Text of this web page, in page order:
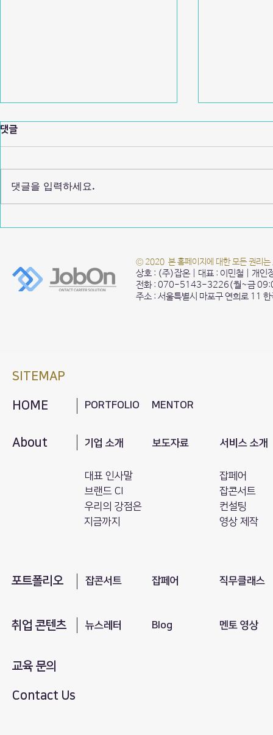
댓글
댓글을 입력하세요.
© 2020 본 홈페이지에 대한 모든 권리
상호 : (주)잡온 | 대표 : 이민철 | 개인
전화 : 070-5143-3226(월~금
주소 : 서울특별시 마포구 연희로 11
SITEMAP
HOME PORTFOLIO MENTOR
About 기업 소개 보도자료 서비스 소개
대표 인사말
브랜드 CI
​우리의 강점은
지금까지
잡페어
잡콘서트
컨설팅
영상 제작
포트폴리오 ​잡콘서트 잡페어 직무클래스
취업 콘텐츠 뉴스레터 Blog ​멘토 영상
교육 문의
Contact Us